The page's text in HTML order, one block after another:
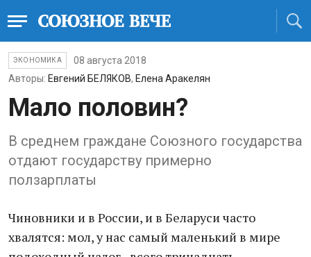
ЭКОНОМИКА
08 августа 2018
Авторы: Евгений БЕЛЯКОВ, Елена Аракелян
Мало половин?
В среднем граждане Союзного государства
отдают государству примерно
ползарплаты
Чиновники и в России, и в Беларуси часто
хвалятся: мол, у нас самый маленький в мире